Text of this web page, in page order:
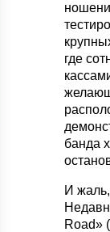
где
банда
И
Road»